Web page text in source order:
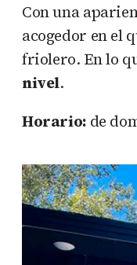
Con una
acogedor en el
friolero. En lo
nivel.
Horario:de